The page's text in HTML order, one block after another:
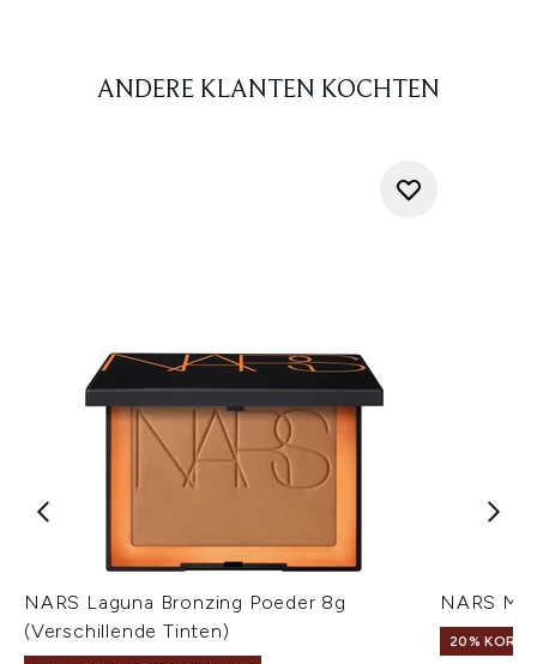
ANDERE KLANTEN KOCHTEN
NARS Laguna Bronzing Poeder 8g
(Verschillende Tinten)
NARS
20%